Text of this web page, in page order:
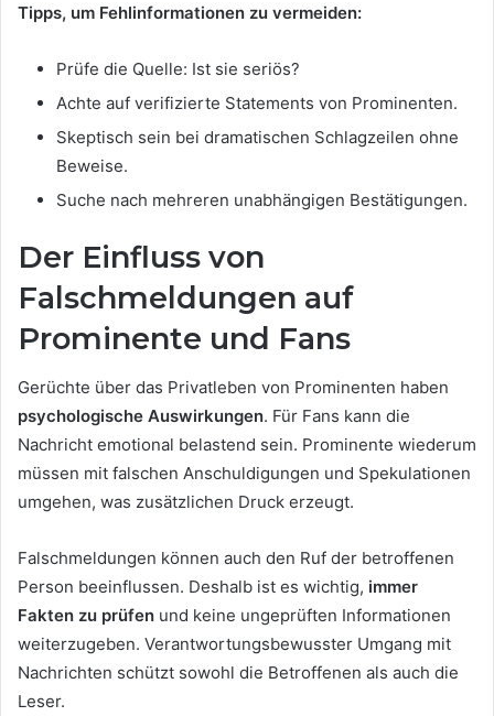
Tipps, um Fehlinformationen zu vermeiden:
Prüfe die Quelle: Ist sie seriös?
Achte auf verifizierte Statements von Prominenten.
Skeptisch sein bei dramatischen Schlagzeilen ohne
Beweise.
Suche nach mehreren unabhängigen Bestätigungen.
Der Einfluss von
Falschmeldungen auf
Prominente und Fans
Gerüchte über das Privatleben von Prominenten haben
psychologische Auswirkungen. Für Fans kann die
Nachricht emotional belastend sein. Prominente wiederum
müssen mit falschen Anschuldigungen und Spekulationen
umgehen, was zusätzlichen Druck erzeugt.
Falschmeldungen können auch den Ruf der betroffenen
Person beeinflussen. Deshalb ist es wichtig, immer
Fakten zu prüfen und keine ungeprüften Informationen
weiterzugeben. Verantwortungsbewusster Umgang mit
Nachrichten schützt sowohl die Betroffenen als auch die
Leser.